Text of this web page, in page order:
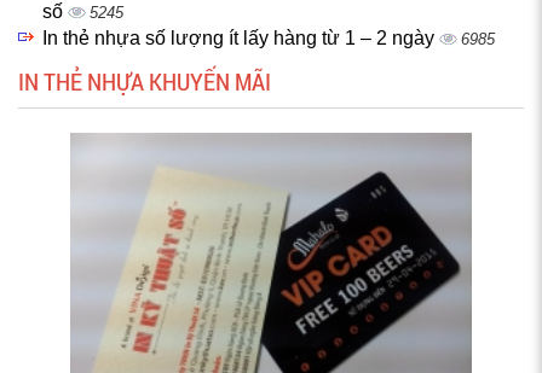
số
5245
In thẻ nhựa số lượng ít lấy hàng từ 1 – 2 ngày 6985
IN THẺ NHỰA KHUYẾN MÃI